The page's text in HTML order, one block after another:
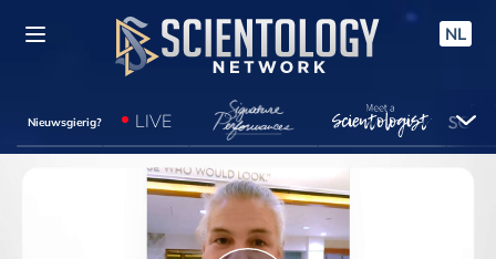
NL
Nieuwsgierig? LIVE